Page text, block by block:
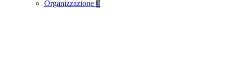
Organizzazione 3